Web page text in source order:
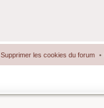
Supprimer les cookies du forum